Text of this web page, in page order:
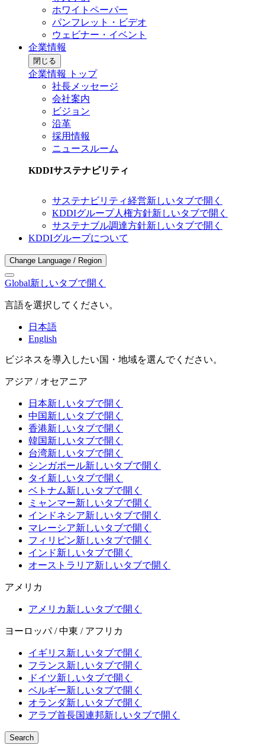
ホワイトペーパー
パンフレット・ビデオ
ウェビナー・イベント
企業情報
閉じる
企業情報 トップ
社長メッセージ
会社案内
ビジョン
沿革
採用情報
ニュースルーム
KDDIサステナビリティ
サステナビリティ経営新しいタブで開く
KDDIグループ人権方針新しいタブで開く
サステナブル調達方針新しいタブで開く
KDDIグループについて
Change Language / Region
Global新しいタブで開く
言語を選択してください。
日本語
English
ビジネスを導入したい国・地域を選んでください。
アジア / オセアニア
日本新しいタブで開く
中国新しいタブで開く
香港新しいタブで開く
韓国新しいタブで開く
台湾新しいタブで開く
シンガポール新しいタブで開く
タイ 新しいタブで開く
ベトナム新しいタブで開く
ミャンマー新しいタブで開く
インドネシア新しいタブで開く
マレーシア新しいタブで開く
フィリピン新しいタブで開く
インド新しいタブで開く
オーストラリア新しいタブで開く
アメリカ
アメリカ新しいタブで開く
ヨーロッパ / 中東 / アフリカ
イギリス新しいタブで開く
フランス新しいタブで開く
ドイツ新しいタブで開く
ベルギー新しいタブで開く
オランダ新しいタブで開く
アラブ首長国連邦新しいタブで開く
Search